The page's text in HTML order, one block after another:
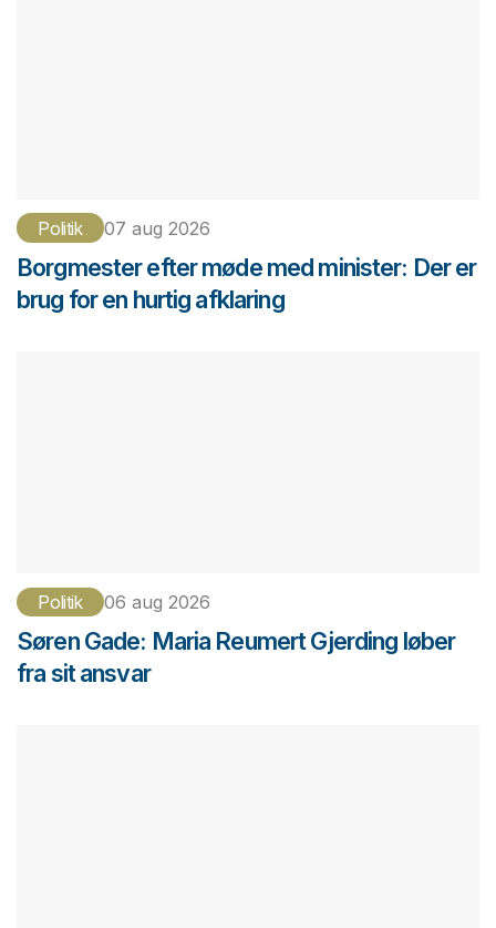
Politik 07 aug 2026
Borgmester efter møde med minister: Der er
brug for en hurtig afklaring
Politik 06 aug 2026
Søren Gade: Maria Reumert Gjerding løber
fra sit ansvar